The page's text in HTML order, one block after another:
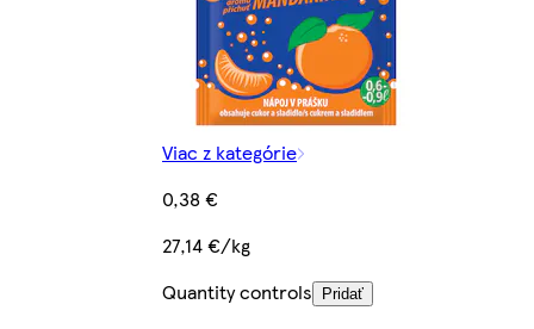
Viac z kategórie
0,38 €
27,14 €/kg
Quantity controls
Pridať